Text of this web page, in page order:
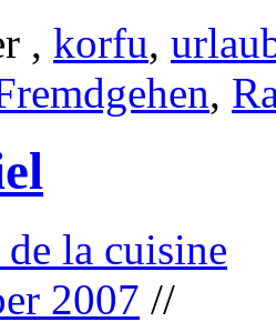
, korfu,
,
la cuisine
2007 //